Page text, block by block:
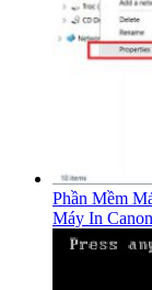
Phần Mềm
Máy In